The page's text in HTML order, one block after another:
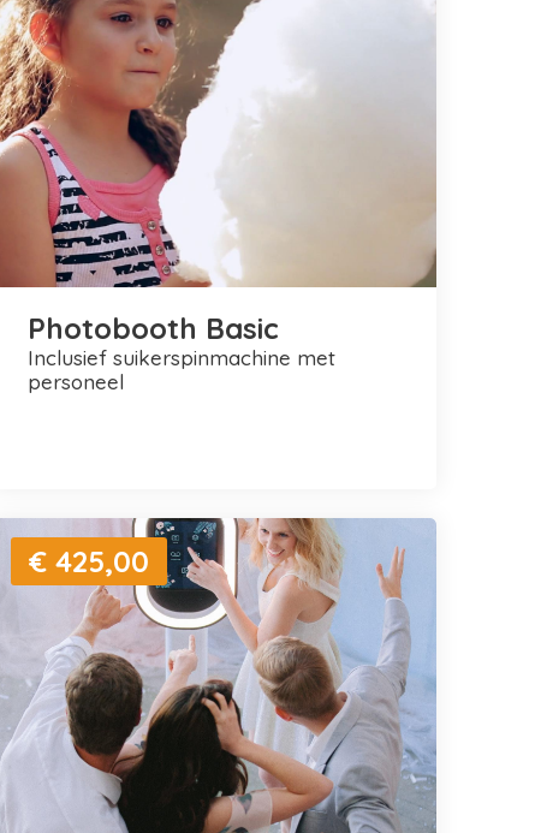
Photobooth Basic
inclusief suikerspinmachine met
personeel
€ 425,00